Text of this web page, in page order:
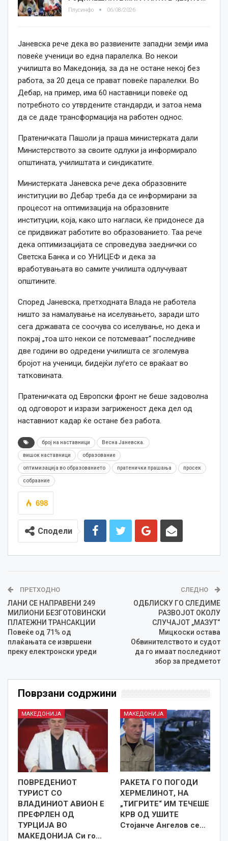
Плусинфо 06/08/2026
Јаневска рече дека во развиените западни земји има
повеќе ученици во една паралелка. Во некои
училишта во Македонија, за да не остане некој без
работа, за 20 деца се прават повеќе паралелки. Во
Дебар, на пример, има 60 наставници повеќе од
потребното со утврдените стандарди, и затоа нема
да се даде трансформација на работен однос.
Пратеничката Пашоли ја праша министерката дали
Министерството за своите одлуки ја информирало
општината, училиштата и синдикатите.
Министерката Јаневска рече дека образовните
институции во Дебар треба да се информирани за
процесот на оптимизација на образовните
институции, која, како што нагласи, ќе придонесе да
се придвижат работите во образованието. Таа рече
дека оптимизацијата се спроведува заеднички со
Светска Банка и со УНИЦЕФ и дека за
вработувањата во самите училишта одлучуваат
општините.
Според Јаневска, претходната Влада не работела
ништо за намалување на иселувањето, заради што
сега државата се соочува со иселување, но дека и
покрај „тоа што некои се потсмеваат“ последниве
две години во одредени училишта се зголемува
бројот на ученици, бидејќи луѓето се враќаат во
татковината.
Пратеничката од Европски фронт не беше задоволна
од одговорот и изрази загриженост дека дел од
наставниот кадар ќе остане без работа.
број на наставници Весна Јаневска.
вишок наставници образование
оптимизација во образованието пратенички прашања просек
собраание
698
Сподели
ПРЕТХОДНО
ЛАНИ СЕ НАПРАВЕНИ 249
МИЛИОНИ БЕЗГОТОВИНСКИ
ПЛАТЕЖНИ ТРАНСАКЦИИ
Повеќе од 71% од
плаќањата се извршени
преку електронски уреди
СЛЕДНО
ОДБЛИСКУ ГО СЛЕДИМЕ
РАЗВОЈОТ ОКОЛУ
СЛУЧАЈОТ „МАЗУТ“
Мицкоски остава
Обвинителството и судот
да го имаат последниот
збор за предметот
Поврзани содржини
МАКЕДОНИЈА
ПОВРЕДЕНИОТ
ТУРИСТ СО
ВЛАДИНИОТ АВИОН Е
ПРЕФРЛЕН ОД
ТУРЦИЈА ВО
МАКЕДОНИЈА Си го…
МАКЕДОНИЈА
РАКЕТА ГО ПОГОДИ
ХЕРМЕЛИНОТ, НА
„ТИГРИТЕ“ ИМ ТЕЧЕШЕ
КРВ ОД УШИТЕ
Стојанче Ангелов се…